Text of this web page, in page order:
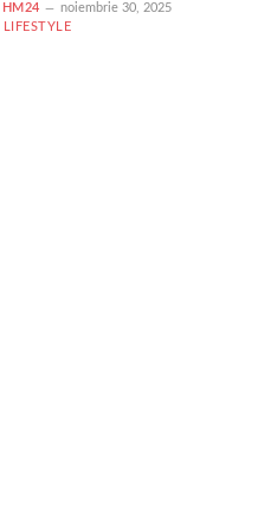
HM24
noiembrie 30, 2025
LIFESTYLE